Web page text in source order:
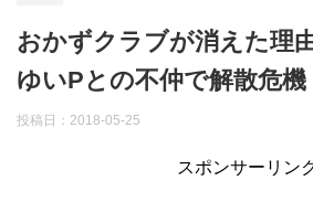
おかずクラブが消えた理
ゆいPとの不仲で解散危機
投稿日： 2018-05-25
スポンサーリン